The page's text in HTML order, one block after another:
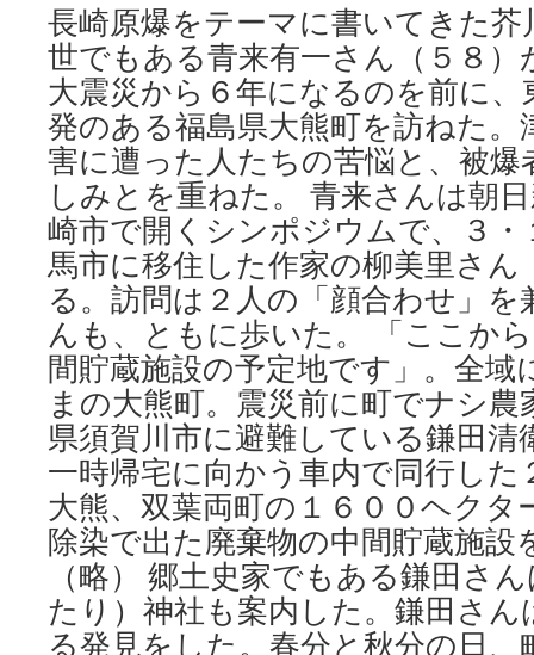
長崎原爆をテーマに書いてきた芥
世でもある青来有一さん（５８）
大震災から６年になるのを前に、
発のある福島県大熊町を訪ねた。
害に遭った人たちの苦悩と、被
しみとを重ねた。 青来さんは朝
崎市で開くシンポジウムで、３・
馬市に移住した作家の柳美里さん
る。訪問は２人の「顔合わせ」
んも、ともに歩いた。 「ここか
間貯蔵施設の予定地です」。全域
まの大熊町。震災前に町でナシ
県須賀川市に避難している鎌田清
一時帰宅に向かう車内で同行し
大熊、双葉両町の１６００ヘクタ
除染で出た廃棄物の中間貯蔵施設
（略） 郷土史家でもある鎌田さ
たり）神社も案内した。鎌田さ
る発見をした。春分と秋分の日